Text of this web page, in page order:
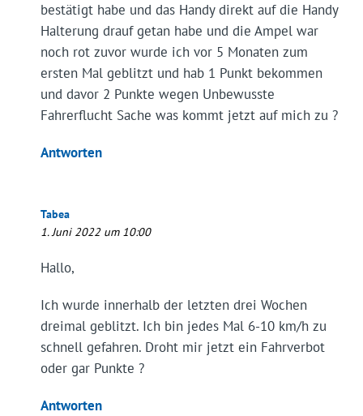
bestätigt habe und das Handy direkt auf die Handy
Halterung drauf getan habe und die Ampel war
noch rot zuvor wurde ich vor 5 Monaten zum
ersten Mal geblitzt und hab 1 Punkt bekommen
und davor 2 Punkte wegen Unbewusste
Fahrerflucht Sache was kommt jetzt auf mich zu ?
Antworten
Tabea
1. Juni 2022 um 10:00
Hallo,
Ich wurde innerhalb der letzten drei Wochen
dreimal geblitzt. Ich bin jedes Mal 6-10 km/h zu
schnell gefahren. Droht mir jetzt ein Fahrverbot
oder gar Punkte ?
Antworten